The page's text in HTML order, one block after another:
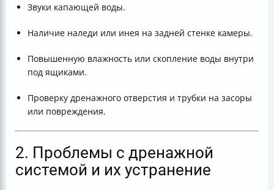
Звуки капающей воды.
Наличие наледи или инея на задней стенке камеры.
Повышенную влажность или скопление воды внутри
под ящиками.
Проверку дренажного отверстия и трубки на засоры
или повреждения.
2. Проблемы с дренажной
системой и их устранение